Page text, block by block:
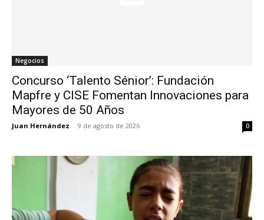
Negocios
Concurso ‘Talento Sénior’: Fundación
Mapfre y CISE Fomentan Innovaciones para
Mayores de 50 Años
Juan Hernández - 9 de agosto de 2026 0